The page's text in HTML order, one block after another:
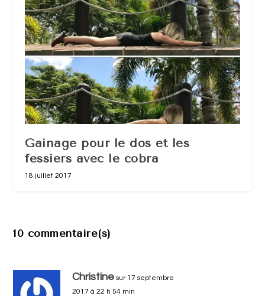
Gainage pour le dos et les
fessiers avec le cobra
18 juillet 2017
10 commentaire(s)
Christine sur 17 septembre
2017 à 22 h 54 min